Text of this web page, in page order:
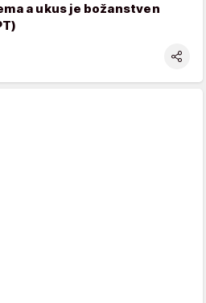
a ukus je božanstven